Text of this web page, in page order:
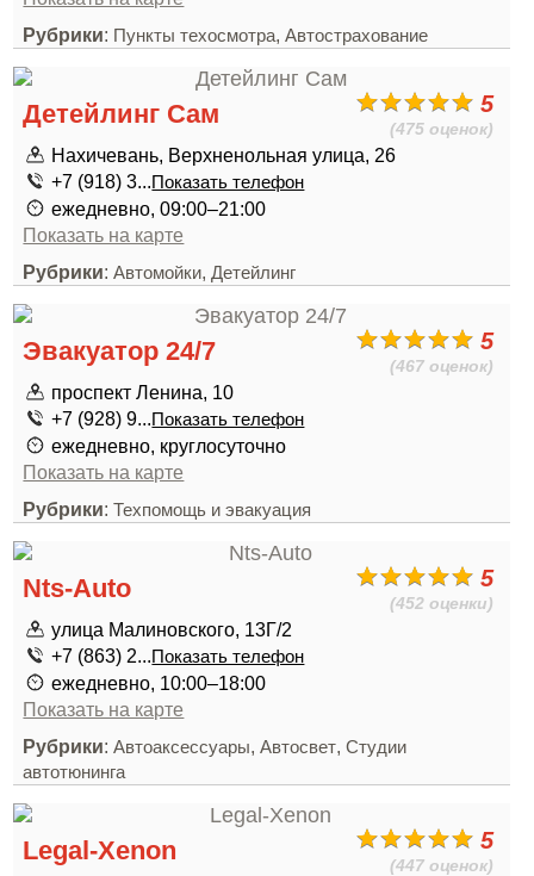
Рубрики: Пункты техосмотра,Автострахование
5
(475 оценок)
Детейлинг Сам
Нахичевань, Верхненольная улица, 26
+7 (918) 3...Показать телефон
ежедневно, 09:00–21:00
Показать на карте
Рубрики:Автомойки,Детейлинг
5
(467 оценок)
Эвакуатор 24/7
проспект Ленина, 10
+7 (928) 9...Показать телефон
ежедневно, круглосуточно
Показать на карте
Рубрики:Техпомощь и эвакуация
5
(452 оценки)
Nts-Auto
улица Малиновского, 13Г/2
+7 (863) 2...Показать телефон
ежедневно, 10:00–18:00
Показать на карте
Рубрики:Автоаксессуары,Автосвет,Студии
автотюнинга
5
(447 оценок)
Legal-Xenon